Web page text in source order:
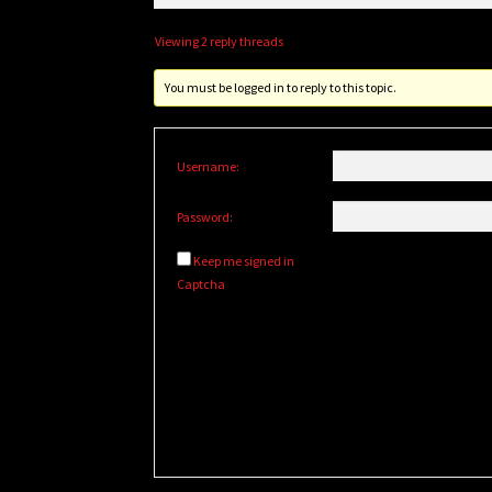
Viewing 2 reply threads
You must be logged in to reply to this topic.
Username:
Password:
Keep me signed in
Captcha